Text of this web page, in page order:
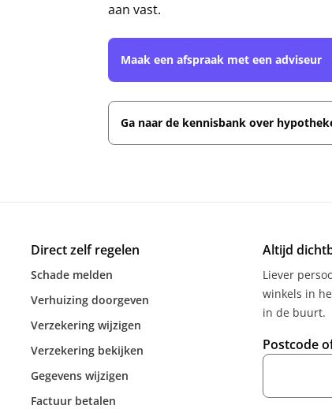
aan vast.
Maak een afspraak met een adviseur
Ga naar de kennisbank over
Direct zelf regelen
Schade melden
Verhuizing doorgeven
Verzekering wijzigen
Verzekering bekijken
Gegevens wijzigen
Factuur betalen
Altijd
Liever
winkels in
in de buurt.
Postcode